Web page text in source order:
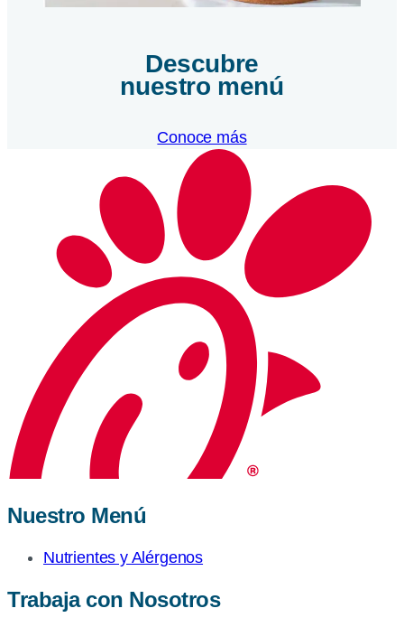
Descubre
nuestro menú
Conoce más
Nuestro Menú
Nutrientes y Alérgenos
Trabaja con Nosotros